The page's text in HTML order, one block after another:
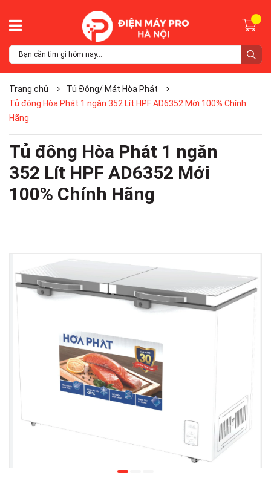
Trang chủ
Tủ Đông/ Mát Hòa Phát
Tủ đông Hòa Phát 1 ngăn 352 Lít HPF AD6352 Mới 100% Chính
Hãng
Tủ đông Hòa Phát 1 ngăn
352 Lít HPF AD6352 Mới
100% Chính Hãng